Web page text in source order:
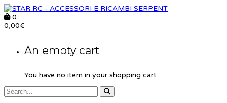
0
0,00€
An empty cart
You have no item in your shopping cart